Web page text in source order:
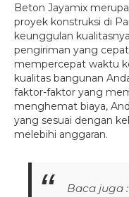
Beton Jayamix
proyek konstruksi di
keunggulan
pengiriman yang
mempercepat waktu
kualitas bangunan
faktor-faktor yang
menghemat biaya,
yang sesuai dengan
melebihi anggaran.
Baca juga :